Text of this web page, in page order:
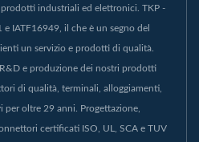
industriali ed elettronici. TKP -
IATF16949, il che è un segno del
un servizio e prodotti di qualità.
e produzione dei nostri prodotti
di qualità, terminali, alloggiamenti,
per oltre 29 anni. Progettazione,
certificati ISO, UL, SCA e TUV